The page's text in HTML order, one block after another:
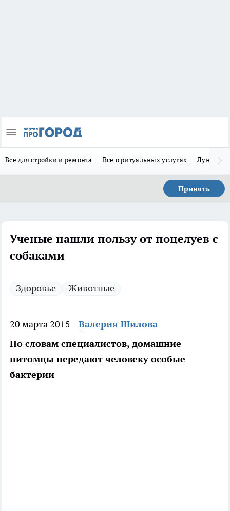
Все для стройки и ремонта Все о ритуальных услугах Лунно-
Принять
Ученые нашли пользу от поцелуев с
собаками
Здоровье Животные
20 марта 2015
Валерия Шилова
По словам специалистов, домашние
питомцы передают человеку особые
бактерии